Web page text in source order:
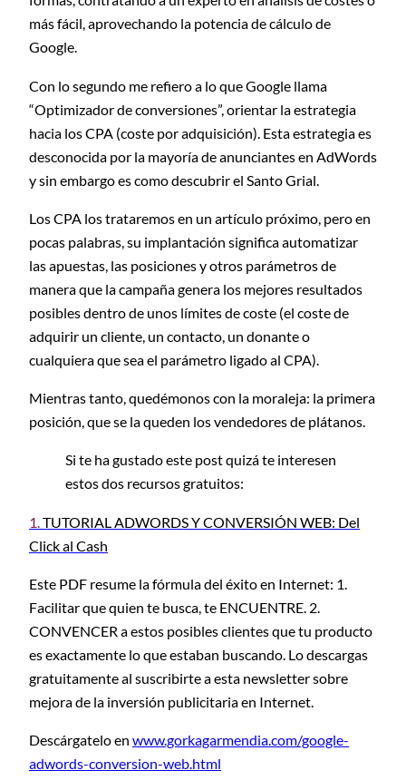
más fácil, aprovechando la potencia de cálculo de
Google.
Con lo segundo me refiero a lo que Google llama
“Optimizador de conversiones”, orientar la estrategia
hacia los CPA (coste por adquisición). Esta estrategia es
desconocida por la mayoría de anunciantes en AdWords
y sin embargo es como descubrir el Santo Grial.
Los CPA los trataremos en un artículo próximo, pero en
pocas palabras, su implantación significa automatizar
las apuestas, las posiciones y otros parámetros de
manera que la campaña genera los mejores resultados
posibles dentro de unos límites de coste (el coste de
adquirir un cliente, un contacto, un donante o
cualquiera que sea el parámetro ligado al CPA).
Mientras tanto, quedémonos con la moraleja: la primera
posición, que se la queden los vendedores de plátanos.
Si te ha gustado este post quizá te interesen
estos dos recursos gratuitos:
1. TUTORIAL ADWORDS Y CONVERSIÓN WEB: Del
Click al Cash
Este PDF resume la fórmula del éxito en Internet: 1.
Facilitar que quien te busca, te ENCUENTRE. 2.
CONVENCER a estos posibles clientes que tu producto
es exactamente lo que estaban buscando. Lo descargas
gratuitamente al suscribirte a esta newsletter sobre
mejora de la inversión publicitaria en Internet.
Descárgatelo en www.gorkagarmendia.com/google-
adwords-conversion-web.html